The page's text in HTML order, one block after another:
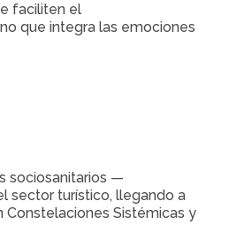
faciliten el
que integra las emociones
sociosanitarios —
sector turístico, llegando a
Sistémicas y